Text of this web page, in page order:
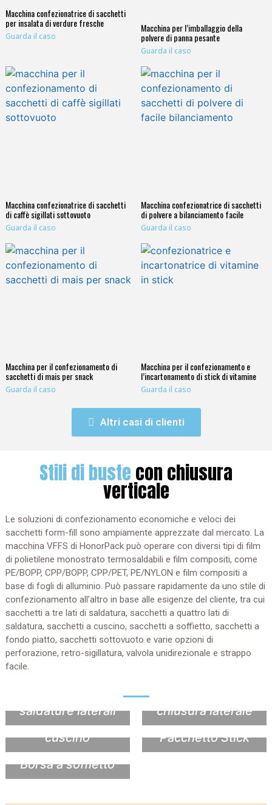
Macchina confezionatrice di sacchetti
per insalata di verdure fresche
Guarda il caso
Macchina per l’imballaggio della
polvere di panna pesante
Guarda il caso
Macchina confezionatrice di sacchetti
di caffè sigillati sottovuoto
Guarda il caso
Macchina confezionatrice di sacchetti
di polvere a bilanciamento facile
Guarda il caso
Macchina per il confezionamento di
sacchetti di mais per snack
Guarda il caso
Macchina per il confezionamento e
l’incartonamento di stick di vitamine
Guarda il caso
Altri casi di clienti
Stili di buste con chiusura
verticale
Le soluzioni di confezionamento economiche e veloci dei
sacchetti form-fill sono ampiamente apprezzate dal mercato. La
macchina VFFS di HonorPack può operare con diversi tipi di film
di polietilene monostrato termosaldabili e film compositi, come
PE/BOPP, CPP/BOPP, CPP/PET, PE/NYLON e film compositi a
base di fogli di alluminio. Può passare rapidamente da uno stile di
confezionamento all’altro in base alle esigenze del cliente, tra cui
sacchetti a tre lati di saldatura, sacchetti a quattro lati di
saldatura, sacchetti a cuscino, sacchetti a soffietto, sacchetti a
fondo piatto, sacchetti sottovuoto e varie opzioni di
perforazione, retro-sigillatura, valvola unidirezionale e strappo
facile.
saldature laterali
chiusura laterale
Astuccio per
cuscino
Pacchetto Stick
Borsa a soffietto